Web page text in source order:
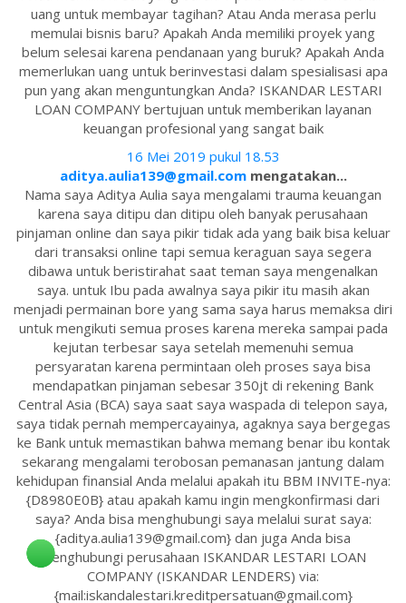
uang untuk membayar tagihan? Atau Anda merasa perlu
memulai bisnis baru? Apakah Anda memiliki proyek yang
belum selesai karena pendanaan yang buruk? Apakah Anda
memerlukan uang untuk berinvestasi dalam spesialisasi apa
pun yang akan menguntungkan Anda? ISKANDAR LESTARI
LOAN COMPANY bertujuan untuk memberikan layanan
keuangan profesional yang sangat baik
16 Mei 2019 pukul 18.53
aditya.aulia139@gmail.commengatakan...
Nama saya Aditya Aulia saya mengalami trauma keuangan
karena saya ditipu dan ditipu oleh banyak perusahaan
pinjaman online dan saya pikir tidak ada yang baik bisa keluar
dari transaksi online tapi semua keraguan saya segera
dibawa untuk beristirahat saat teman saya mengenalkan
saya. untuk Ibu pada awalnya saya pikir itu masih akan
menjadi permainan bore yang sama saya harus memaksa diri
untuk mengikuti semua proses karena mereka sampai pada
kejutan terbesar saya setelah memenuhi semua
persyaratan karena permintaan oleh proses saya bisa
mendapatkan pinjaman sebesar 350jt di rekening Bank
Central Asia (BCA) saya saat saya waspada di telepon saya,
saya tidak pernah mempercayainya, agaknya saya bergegas
ke Bank untuk memastikan bahwa memang benar ibu kontak
sekarang mengalami terobosan pemanasan jantung dalam
kehidupan finansial Anda melalui apakah itu BBM INVITE-nya:
{D8980E0B} atau apakah kamu ingin mengkonfirmasi dari
saya? Anda bisa menghubungi saya melalui surat saya:
{aditya.aulia139@gmail.com} dan juga Anda bisa
menghubungi perusahaan ISKANDAR LESTARI LOAN
COMPANY (ISKANDAR LENDERS) via:
{mail:iskandalestari.kreditpersatuan@gmail.com}